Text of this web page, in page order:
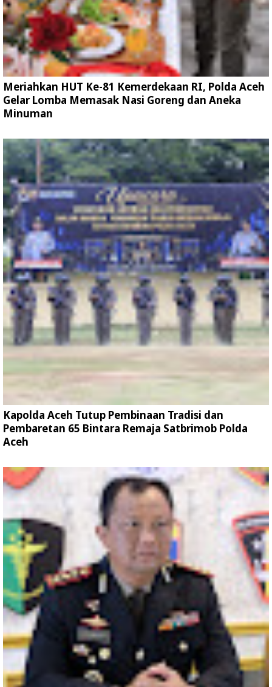
Meriahkan HUT Ke-81 Kemerdekaan RI, Polda Aceh
Gelar Lomba Memasak Nasi Goreng dan Aneka
Minuman
Kapolda Aceh Tutup Pembinaan Tradisi dan
Pembaretan 65 Bintara Remaja Satbrimob Polda
Aceh